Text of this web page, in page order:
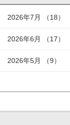
2026年7月 （18）
2026年6月 （17）
2026年5月 （9）